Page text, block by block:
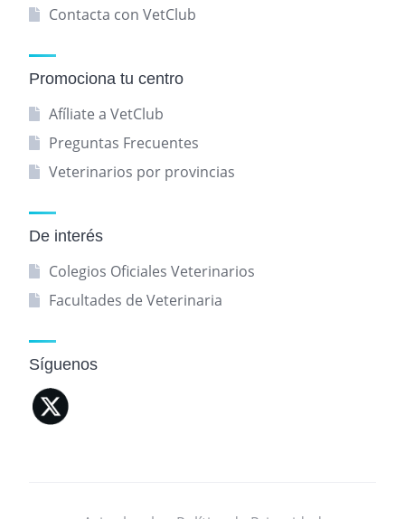
Contacta con VetClub
Promociona tu centro
Afíliate a VetClub
Preguntas Frecuentes
Veterinarios por provincias
De interés
Colegios Oficiales Veterinarios
Facultades de Veterinaria
Síguenos